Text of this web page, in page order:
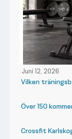
Juni 12, 2026
Vilken
Över 150
Crossfit